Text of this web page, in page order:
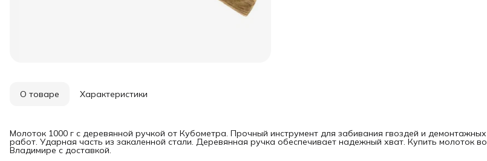
О товаре Характеристики
Молоток 1000 г с деревянной ручкой от Кубометра. Прочный инструмент для забивания гвоздей и демонтажных
работ. Ударная часть из закаленной стали. Деревянная ручка обеспечивает надежный хват. Купить молоток во
Владимире с доставкой.